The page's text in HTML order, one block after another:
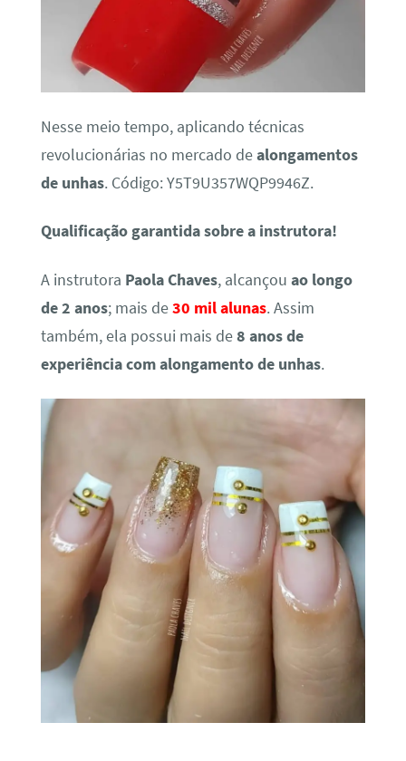
Nesse meio tempo, aplicando técnicas
revolucionárias no mercado dealongamentos
de unhas. Código: Y5T9U357WQP9946Z.
Qualificação garantida sobre a instrutora!
A instrutora Paola Chaves, alcançou ao longo
de 2 anos; mais de30 mil alunas. Assim
também, ela possui mais de8 anos de
experiência com alongamento de unhas.